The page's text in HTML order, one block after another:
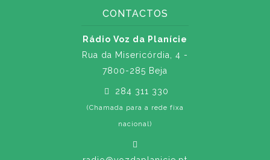
CONTACTOS
Rádio Voz da Planície
Rua da Misericórdia, 4 -
7800-285 Beja
284 311 330
(Chamada para a rede fixa
nacional)